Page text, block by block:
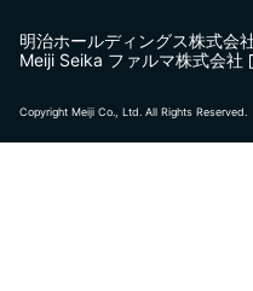
明治ホールディングス株式会
Meiji Seika ファルマ株式会社
Copyright Meiji Co., Ltd. All Rights Reserved.